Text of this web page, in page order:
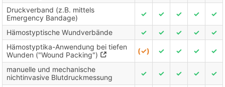
Druckverband (z.B. mittels
Emergency Bandage)
✓ ✓ ✓ ✓ ✓
Hämostyptische Wundverbände ✓ ✓ ✓ ✓
✓
Hämostyptika-Anwendung bei tiefen
Wunden ("Wound Packing")
(✓) ✓ ✓ ✓ ✓
manuelle und mechanische
nichtinvasive Blutdruckmessung
✓ ✓ ✓ ✓ ✓